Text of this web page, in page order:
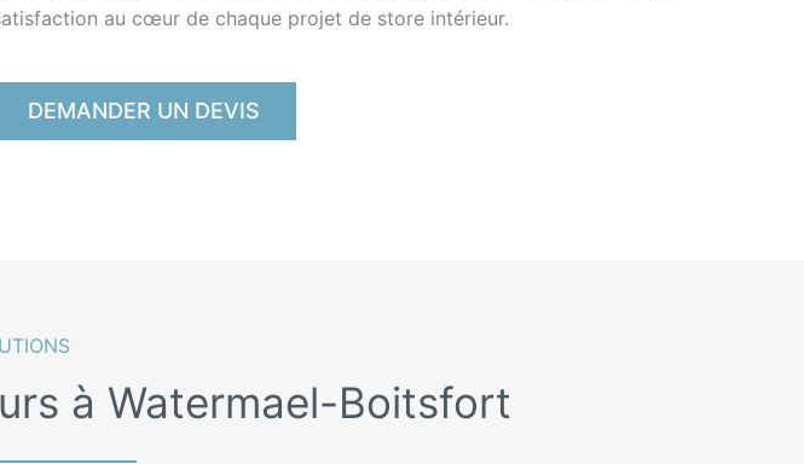
au cœur de chaque projet de store intérieur.
DEMANDER UN DEVIS
à Watermael-Boitsfort